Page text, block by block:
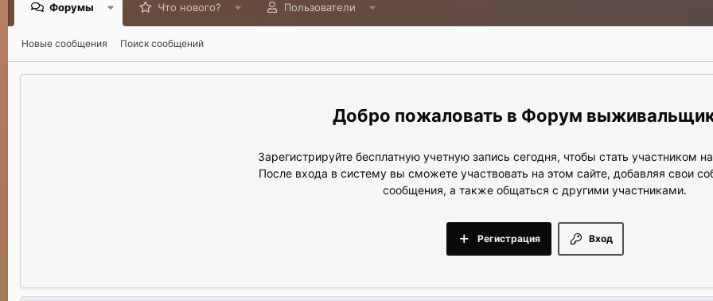
Форумы Что нового? Пользователи
Новые сообщения Поиск сообщений
Форум
Зарегистрируйте бесплатную учетную запись сегодня, чтобы стать участником
После входа в систему вы сможете участвовать на этом сайте, добавляя свои
сообщения, а также общаться с другими участниками.
Вход
Регистрация